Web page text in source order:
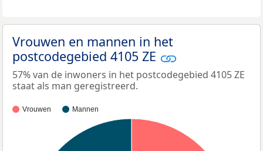
Vrouwen en mannen in het
postcodegebied 4105 ZE
57% van de inwoners in het postcodegebied 4105 ZE
staat als man geregistreerd.
Vrouwen Mannen